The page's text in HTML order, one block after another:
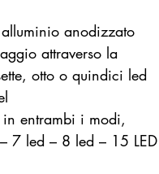
anodizzato
attraverso la
otto o quindici led
entrambi i modi,
7 led – 8 led – 15